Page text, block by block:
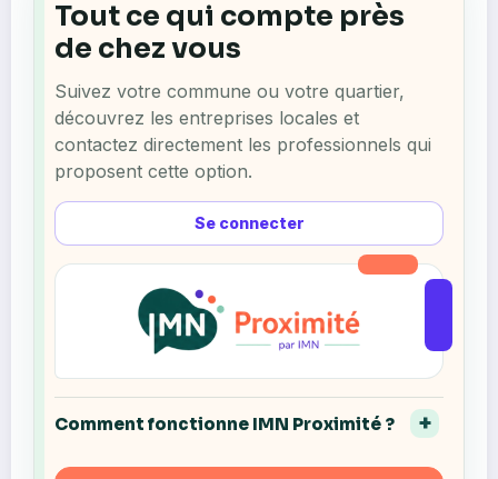
Se connecter
Tout ce qui compte près
de chez vous
Suivez votre commune ou votre quartier,
découvrez les entreprises locales et
contactez directement les professionnels qui
proposent cette option.
Comment fonctionne IMN Proximité ?